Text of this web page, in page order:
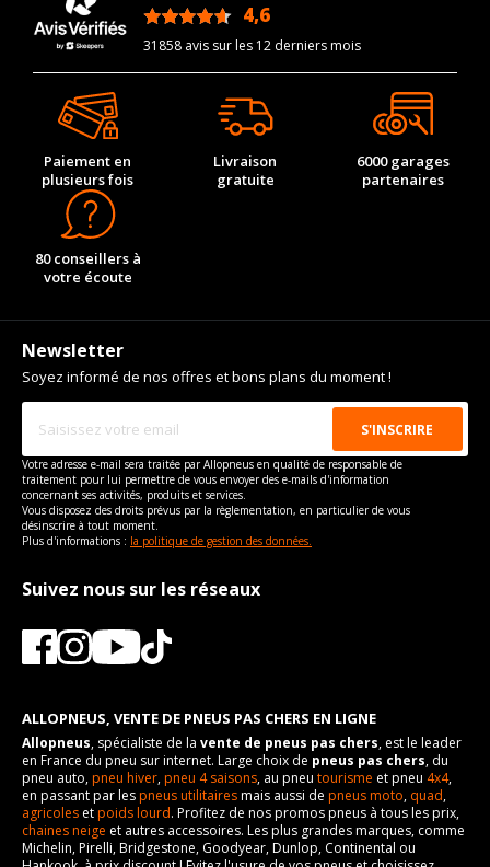
4,6
31858 avis sur les 12 derniers mois
Paiement en
plusieurs fois
Livraison
gratuite
6000 garages
partenaires
80 conseillers à
votre écoute
Newsletter
Soyez informé de nos offres et bons plans du moment !
Votre adresse e-mail sera traitée par Allopneus en qualité de responsable de
traitement pour lui permettre de vous envoyer des e-mails d'information
concernant ses activités, produits et services.
Vous disposez des droits prévus par la règlementation, en particulier de vous
désinscrire à tout moment.
Plus d'informations : la politique de gestion des données.
Suivez nous sur les réseaux
ALLOPNEUS, VENTE DE PNEUS PAS CHERS EN LIGNE
Allopneus, spécialiste de la vente de pneus pas chers, est le leader
en France du pneu sur internet. Large choix de pneus pas chers, du
pneu auto,pneu hiver,pneu 4 saisons, au pneu tourisme et pneu 4x4,
en passant par lespneus utilitairesmais aussi de pneus moto, quad,
agricoles etpoids lourd. Profitez de nos promos pneus à tous les prix,
chaines neige et autres accessoires. Les plus grandes marques, comme
Michelin, Pirelli, Bridgestone, Goodyear, Dunlop, Continental ou